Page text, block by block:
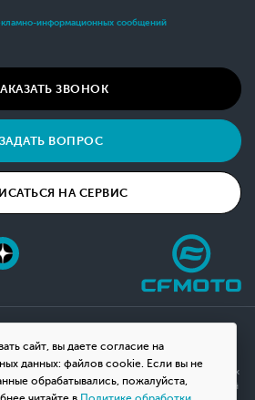
сайт, вы даете согласие на
данных: файлов cookie. Если вы не
обрабатывались, пожалуйста,
информационных сообщений
ЗВОНОК
ЗАДАТЬ ВОПРОС
НА СЕРВИС
данный интернет-сайт носит исключительно
каких условиях не является публичной офертой,
437(2) Гражданского кодекса Российской
информации о наличии и стоимости указанных
к менеджерам компании с помощью специальной